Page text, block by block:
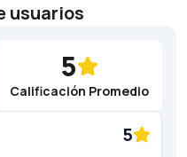
usuarios
5
Calificación Promedio
5